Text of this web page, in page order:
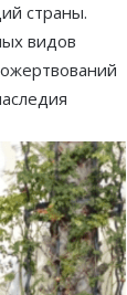
страны.
видов
Рождества